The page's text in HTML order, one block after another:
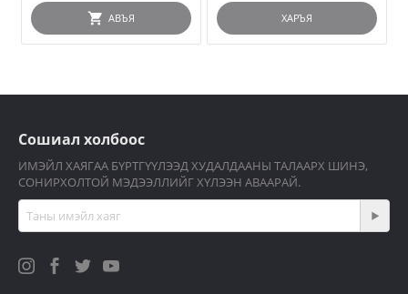
АВЪЯ ХАРЪЯ
Сошиал холбоос
ИМЭЙЛ ХАЯГАА БҮРТГҮҮЛЭЭД ХУДАЛДААНЫ ТАЛААРХ ШИНЭ,
СОНИРХОЛТОЙ МЭДЭЭЛЛИЙГ ХҮЛЭЭН АВААРАЙ.